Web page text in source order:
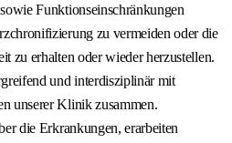
Funktionseinschränkungen
zu vermeiden oder die
zu erhalten oder wieder herzustellen.
und interdisziplinär mit
unserer Klinik zusammen.
die Erkrankungen, erarbeiten